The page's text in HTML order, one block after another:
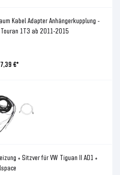
Kabel Adapter Anhängerkupplung -
1T3 ab 2011-2015
€*
+ Sitzver für VW Tiguan II AD1 +